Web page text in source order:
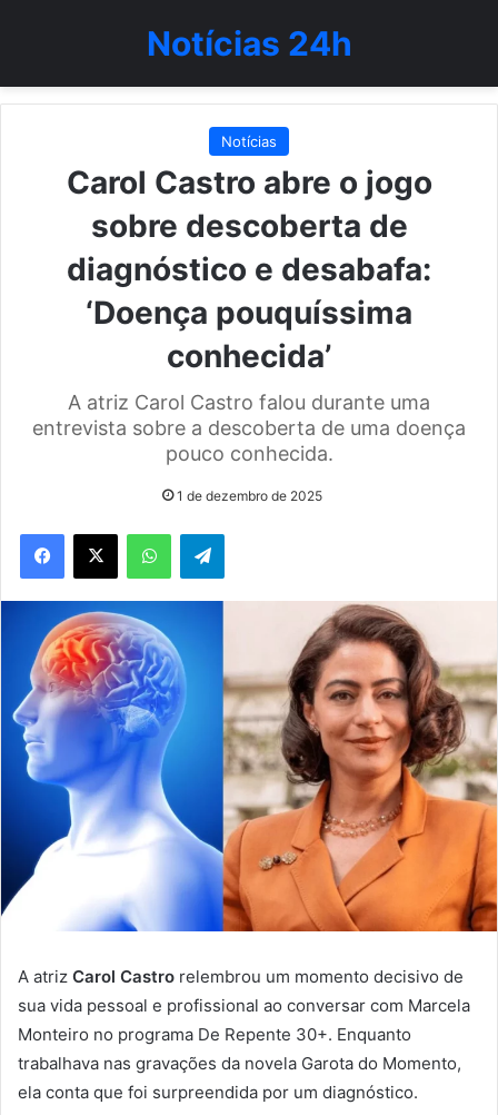
Notícias 24h
Notícias
Carol Castro abre o jogo
sobre descoberta de
diagnóstico e desabafa:
‘Doença pouquíssima
conhecida’
A atriz Carol Castro falou durante uma
entrevista sobre a descoberta de uma doença
pouco conhecida.
1 de dezembro de 2025
WhatsAppTelegram
A atriz Carol Castro relembrou um momento decisivo de
sua vida pessoal e profissional ao conversar com Marcela
Monteiro no programa De Repente 30+. Enquanto
trabalhava nas gravações da novela Garota do Momento,
ela conta que foi surpreendida por um diagnóstico.